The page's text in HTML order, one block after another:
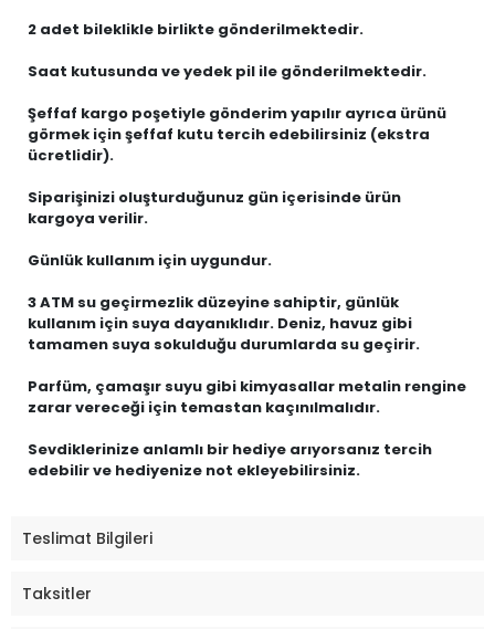
2 adet bileklikle birlikte gönderilmektedir.
Saat kutusunda ve yedek pil ile gönderilmektedir.
Şeffaf kargo poşetiyle gönderim yapılır ayrıca ürünü
görmek için şeffaf kutu tercih edebilirsiniz (ekstra
ücretlidir).
Siparişinizi oluşturduğunuz gün içerisinde ürün
kargoya verilir.
Günlük kullanım için uygundur.
3 ATM su geçirmezlik düzeyine sahiptir, günlük
kullanım için suya dayanıklıdır. Deniz, havuz gibi
tamamen suya sokulduğu durumlarda su geçirir.
Parfüm, çamaşır suyu gibi kimyasallar metalin rengine
zarar vereceği için temastan kaçınılmalıdır.
Sevdiklerinize anlamlı bir hediye arıyorsanız tercih
edebilir ve hediyenize not ekleyebilirsiniz.
Teslimat Bilgileri
Taksitler